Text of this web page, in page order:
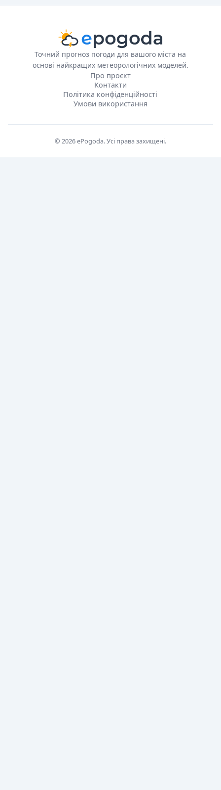
Точний прогноз погоди для вашого міста на
основі найкращих метеорологічних моделей.
Про проєкт
Контакти
Політика конфіденційності
Умови використання
© 2026 ePogoda. Усі права захищені.